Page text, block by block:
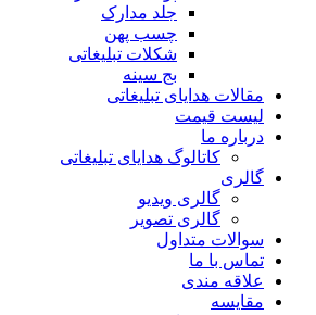
جلد مدارک
چسب پهن
شکلات تبلیغاتی
بج سینه
مقالات هدایای تبلیغاتی
لیست قیمت
درباره ما
کاتالوگ هدایای تبلیغاتی
گالری
گالری ویدیو
گالری تصویر
سوالات متداول
تماس با ما
علاقه مندی
مقايسه